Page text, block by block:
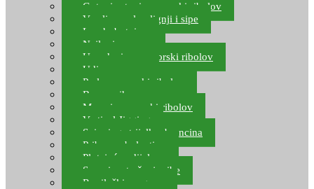
Gotovi setovi za morski ribolov
Varalice za lov lignji i sipe
Lov hobotnice
Najloni za more
Upredenice za morski ribolov
Udice za more
Perle za morski ribolov
Brum prihrana za more
Mamci za morski ribolov
Vertical Jigging
Spinning strijelke, brancina
Pribor za bolentino
Plutajuća odijela
Sonari za traženje ribe
Ronilački program